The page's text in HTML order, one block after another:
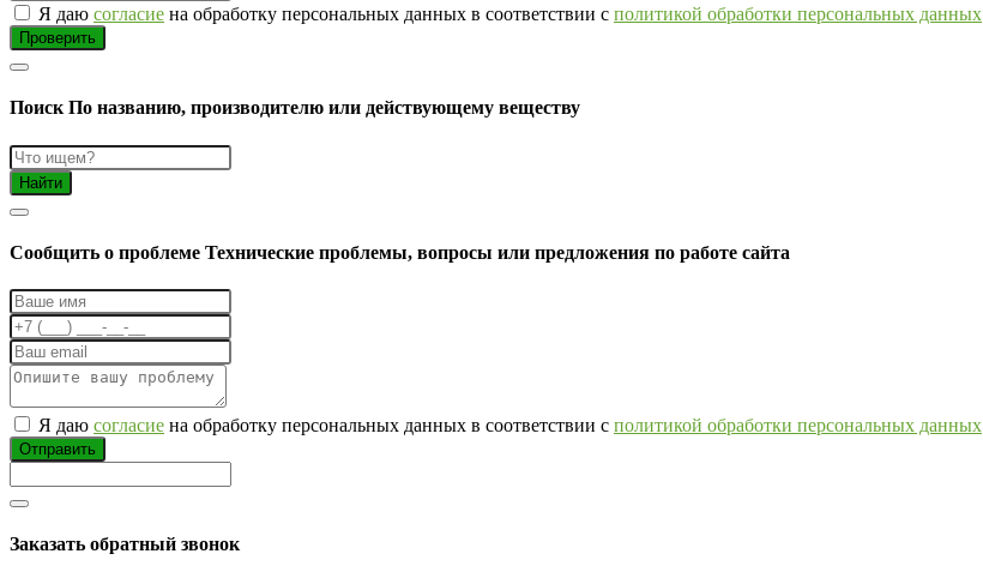
Я даю согласие на обработку персональных данных в соответствии с политикой обработки персональных данных
Проверить
Поиск По названию, производителю или действующему веществу
Найти
Cообщить о проблеме Технические проблемы, вопросы или предложения по работе сайта
Я даю согласие на обработку персональных данных в соответствии с политикой обработки персональных данных
Отправить
Заказать обратный звонок